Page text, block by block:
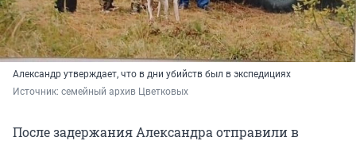
Александр утверждает, что в дни убийств был в экспедициях
Источник: семейный архив Цветковых
После задержания Александра отправили в